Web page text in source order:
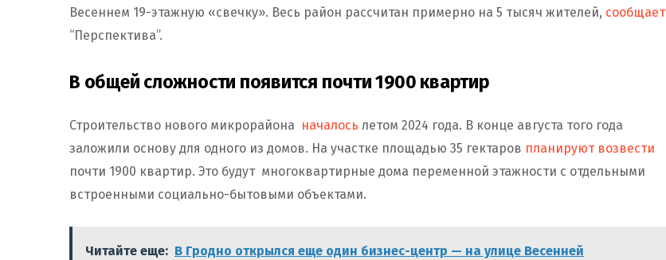
Весеннем 19-этажную «свечку». Весь район рассчитан примерно на 5 тысяч жителей, сообщает
“Перспектива”.
В общей сложности появится почти 1900 квартир
Строительство нового микрорайона началось летом 2024 года. В конце августа того года
заложили основу для одного из домов. На участке площадью 35 гектаров планируют возвести
почти 1900 квартир. Это будут многоквартирные дома переменной этажности с отдельными
встроенными социально-бытовыми объектами.
Читайте еще: В Гродно открылся еще один бизнес-центр — на улице Весенней